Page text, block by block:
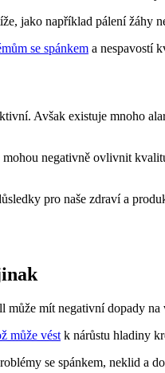
jako například pálení žáhy
se spánkem a nespavostí
Avšak existuje mnoho
negativně ovlivnit
pro naše zdraví a
mít negativní dopady
může vést k nárůstu hladiny
se spánkem, neklid a